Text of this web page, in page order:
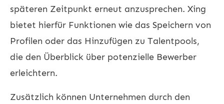
späteren Zeitpunkt erneut anzusprechen. Xing
bietet hierfür Funktionen wie das Speichern von
Profilen oder das Hinzufügen zu Talentpools,
die den Überblick über potenzielle Bewerber
erleichtern.
Zusätzlich können Unternehmen durch den